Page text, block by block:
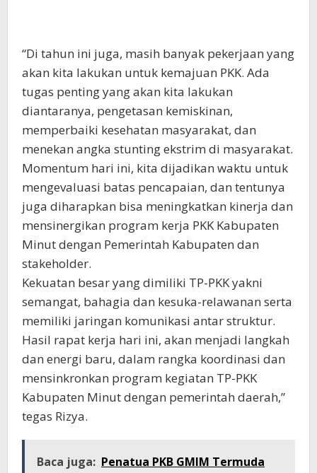
“Di tahun ini juga, masih banyak pekerjaan yang
akan kita lakukan untuk kemajuan PKK. Ada
tugas penting yang akan kita lakukan
diantaranya, pengetasan kemiskinan,
memperbaiki kesehatan masyarakat, dan
menekan angka stunting ekstrim di masyarakat.
Momentum hari ini, kita dijadikan waktu untuk
mengevaluasi batas pencapaian, dan tentunya
juga diharapkan bisa meningkatkan kinerja dan
mensinergikan program kerja PKK Kabupaten
Minut dengan Pemerintah Kabupaten dan
stakeholder.
Kekuatan besar yang dimiliki TP-PKK yakni
semangat, bahagia dan kesuka-relawanan serta
memiliki jaringan komunikasi antar struktur.
Hasil rapat kerja hari ini, akan menjadi langkah
dan energi baru, dalam rangka koordinasi dan
mensinkronkan program kegiatan TP-PKK
Kabupaten Minut dengan pemerintah daerah,”
tegas Rizya.
Baca juga: Penatua PKB GMIM Termuda